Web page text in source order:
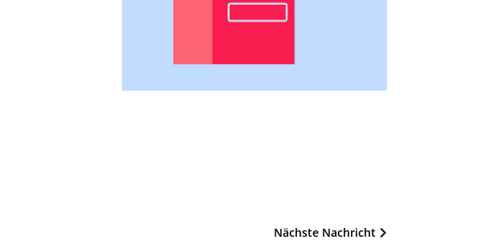
Nächste Nachricht